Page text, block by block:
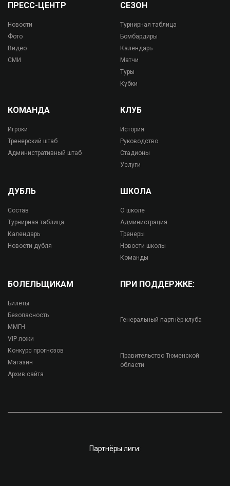
ПРЕСС-ЦЕНТР
Новости
Фото
Видео
СМИ
СЕЗОН
Турнирная таблица
Бомбардиры
Календарь
Матчи
Туры
Кубки
КОМАНДА
Игроки
Тренерский штаб
Административный штаб
КЛУБ
История
Руководство
Стадионы
Услуги
ДУБЛЬ
Состав
Турнирная таблица
Календарь
Новости дубля
ШКОЛА
О школе
Администрация
Тренеры
Новости школы
Команды
БОЛЕЛЬЩИКАМ
Билеты
Безопасность
ММГН
VIP ложи
Конкурс прогнозов
Магазин
Архив сайта
ПРИ ПОДДЕРЖКЕ:
Генеральный партнёр клуба
Правительство Тюменской
области
Партнёры лиги: